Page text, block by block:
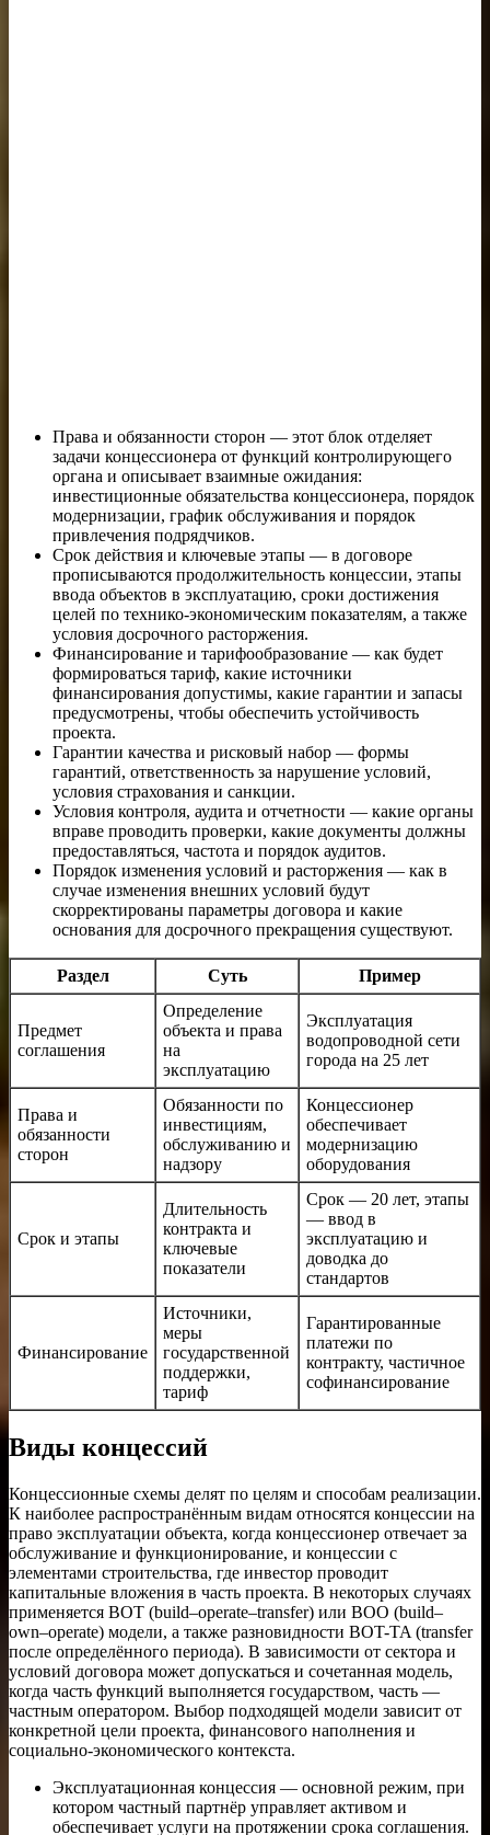
Права и обязанности сторон — этот блок отделяет
задачи концессионера от функций контролирующего
органа и описывает взаимные ожидания:
инвестиционные обязательства концессионера, порядок
модернизации, график обслуживания и порядок
привлечения подрядчиков.
Срок действия и ключевые этапы — в договоре
прописываются продолжительность концессии, этапы
ввода объектов в эксплуатацию, сроки достижения
целей по технико-экономическим показателям, а также
условия досрочного расторжения.
Финансирование и тарифообразование — как будет
формироваться тариф, какие источники
финансирования допустимы, какие гарантии и запасы
предусмотрены, чтобы обеспечить устойчивость
проекта.
Гарантии качества и рисковый набор — формы
гарантий, ответственность за нарушение условий,
условия страхования и санкции.
Условия контроля, аудита и отчетности — какие органы
вправе проводить проверки, какие документы должны
предоставляться, частота и порядок аудитов.
Порядок изменения условий и расторжения — как в
случае изменения внешних условий будут
скорректированы параметры договора и какие
основания для досрочного прекращения существуют.
Раздел Суть Пример
Предмет
соглашения
Определение
объекта и права
на
эксплуатацию
Эксплуатация
водопроводной сети
города на 25 лет
Права и
обязанности
сторон
Обязанности по
инвестициям,
обслуживанию и
надзору
Концессионер
обеспечивает
модернизацию
оборудования
Срок и этапы
Длительность
контракта и
ключевые
показатели
Срок — 20 лет, этапы
— ввод в
эксплуатацию и
доводка до
стандартов
Финансирование
Источники,
меры
государственной
поддержки,
тариф
Гарантированные
платежи по
контракту, частичное
софинансирование
Виды концессий
Концессионные схемы делят по целям и способам реализации.
К наиболее распространённым видам относятся концессии на
право эксплуатации объекта, когда концессионер отвечает за
обслуживание и функционирование, и концессии с
элементами строительства, где инвестор проводит
капитальные вложения в часть проекта. В некоторых случаях
применяется BOT (build–operate–transfer) или BOO (build–
own–operate) модели, а также разновидности BOT-TA (transfer
после определённого периода). В зависимости от сектора и
условий договора может допускаться и сочетанная модель,
когда часть функций выполняется государством, часть —
частным оператором. Выбор подходящей модели зависит от
конкретной цели проекта, финансового наполнения и
социально-экономического контекста.
Эксплуатационная концессия — основной режим, при
котором частный партнёр управляет активом и
обеспечивает услуги на протяжении срока соглашения.